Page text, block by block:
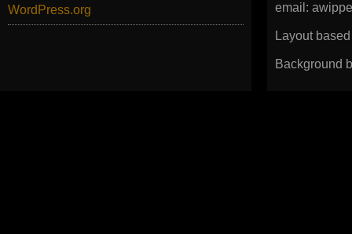
WordPress.org email:
Layout
Background